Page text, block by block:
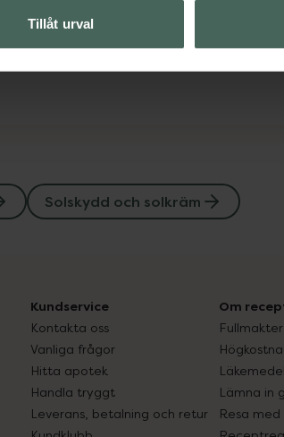
Tillåt urval
Solskydd och solkräm
Kundservice
Kontakta oss
Vanliga frågor
Hitta apotek
Handla tryggt
Leverans, betalning och retur
Om
Fullmakter
Lämna in
Resa